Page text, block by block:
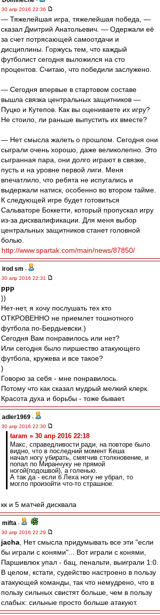
30 апр 2016 22:36
— Тяжелейшая игра, тяжелейшая победа, —
сказал Дмитрий Анатольевич. — Одержали её
за счет потрясающей самоотдачи и
дисциплины. Горжусь тем, что каждый
футболист сегодня выложился на сто
процентов. Считаю, что победили заслужено.
— Сегодня впервые в стартовом составе
вышла связка центральных защитников —
Пуцко и Кутепов. Как вы оцениваете их игру?
Не стоило, ли раньше выпустить их вместе?
— Нет смысла жалеть о прошлом. Сегодня они
сыграли очень хорошо, даже великолепно. Это
сыгранная пара, они долго играют в связке,
пусть и на уровне первой лиги. Меня
впечатлило, что ребята не испугались и
выдержали натиск, особенно во втором тайме.
К следующей игре будет готовиться
Сальваторе Боккетти, который пропускал игру
из-за дисквалификации. Для меня выбор
центральных защитников станет головной
болью.
http://www.spartak.com/main/news/87850/
irod sm -
30 апр 2016 22:31
ppp
))
Нет-нет, я хочу послушать тех кто
ОТКРОВЕННО не приемлет тошнотного
футбола по-Бердыевски.)
Сегодня Вам понравилось или нет?
Или сегодня было пиршество атакующего
футбола, кружева и все такое?
)
Говорю за себя - мне понравилось.
Потому что как сказал мудрый мелкий клерк.
Красота духа и борьбы - тоже бывает.
adler1969 -
30 апр 2016 22:30
taram » 30 апр 2016 22:18
Макс, справедливости ради, на повторе было
видно, что в последний момент Кеша
начал ногу убирать, смягчив столкновение, и
попал по Миранчуку не прямой
ногой(подошвой), а голенью.
А так да - если б Леха ногу не убрал, то
могло произойти что-то страшное.
кк и 5 матчей дисквала
mifta -
30 апр 2016 22:29
jacha , Нет смысла придумывать все эти "если
бы играли с конями"... Вот играли с конями,
Паршивлюк упал - бац, пенальти, выиграли 1:0.
В целом, кстати, судейство настроено в пользу
атакующей команды, так что немудрено, что в
пользу сильных свистят больше, чем в пользу
слабых: сильные просто больше атакуют.